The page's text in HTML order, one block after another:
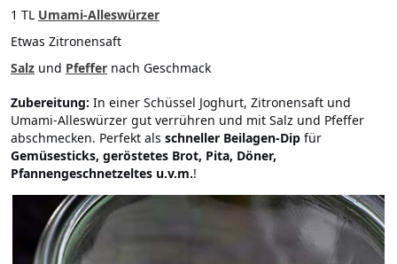
1 TL Umami-Alleswürzer
Etwas Zitronensaft
Salz und Pfeffer nach Geschmack
Zubereitung: In einer Schüssel Joghurt, Zitronensaft und
Umami-Alleswürzer gut verrühren und mit Salz und Pfeffer
abschmecken. Perfekt als schneller Beilagen-Dip für
Gemüsesticks, geröstetes Brot, Pita, Döner,
Pfannengeschnetzeltes u.v.m.!